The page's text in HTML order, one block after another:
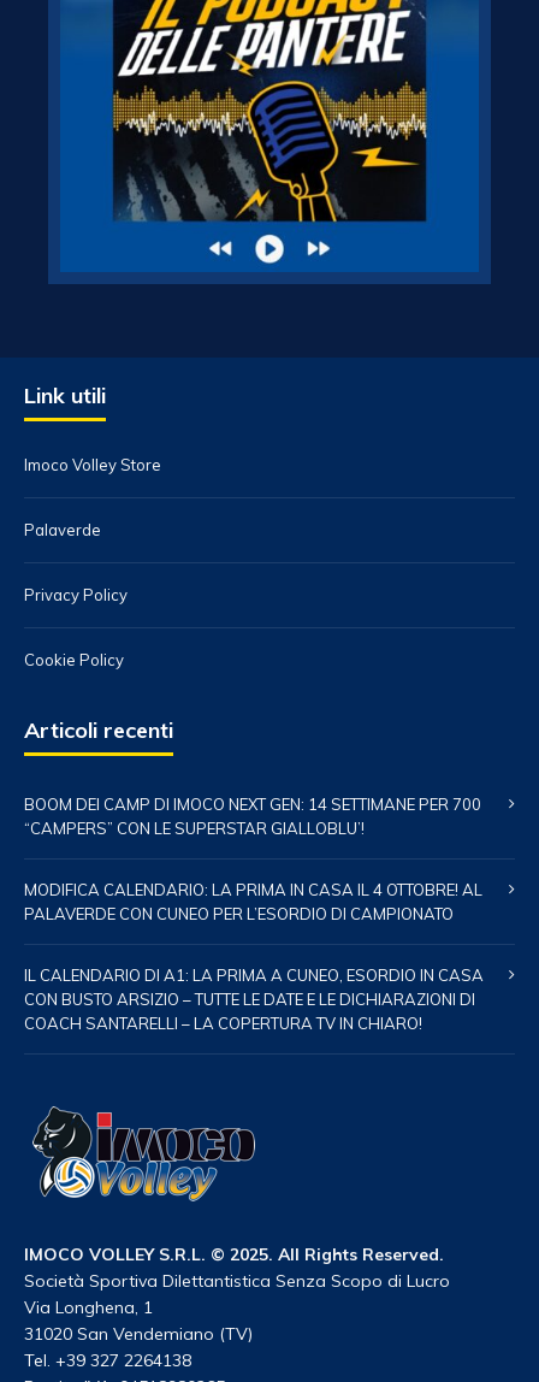
Link utili
Imoco Volley Store
Palaverde
Privacy Policy
Cookie Policy
Articoli recenti
BOOM DEI CAMP DI IMOCO NEXT GEN: 14 SETTIMANE PER 700
“CAMPERS” CON LE SUPERSTAR GIALLOBLU’!
MODIFICA CALENDARIO: LA PRIMA IN CASA IL 4 OTTOBRE! AL
PALAVERDE CON CUNEO PER L’ESORDIO DI CAMPIONATO
IL CALENDARIO DI A1: LA PRIMA A CUNEO, ESORDIO IN CASA
CON BUSTO ARSIZIO – TUTTE LE DATE E LE DICHIARAZIONI DI
COACH SANTARELLI – LA COPERTURA TV IN CHIARO!
IMOCO VOLLEY S.R.L. © 2025. All Rights Reserved.
Società Sportiva Dilettantistica Senza Scopo di Lucro
Via Longhena, 1
31020 San Vendemiano (TV)
Tel. +39 327 2264138